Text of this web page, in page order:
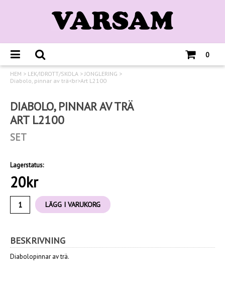
0
HEM > LEK/IDROTT/SKOLA >JONGLERING >
Diabolo, pinnar av trä<br>Art L2100
DIABOLO, PINNAR AV TRÄ
ART L2100
SET
Lagerstatus:
20kr
LÄGG I VARUKORG
BESKRIVNING
Diabolopinnar av trä.